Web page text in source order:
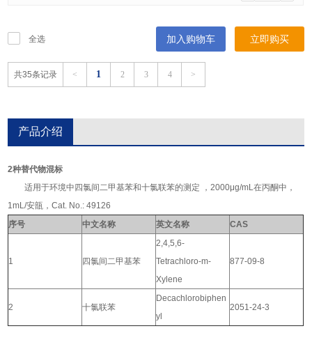
全选 加入购物车 立即购买
共35条记录 < 1 2 3 4 >
产品介绍
2种替代物混标
适用于环境中四氯间二甲基苯和十氯联苯的测定 ，2000μg/mL在丙酮中，
1mL/安瓿，Cat. No.: 49126
序号
中文名称 英文名称 CAS
1 四氯间二甲基苯
2,4,5,6-
Tetrachloro-m-
Xylene
877-09-8
2 十氯联苯
Decachlorobiphen
yl
2051-24-3